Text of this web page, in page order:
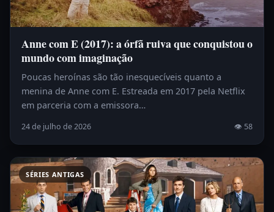
Anne com E (2017): a órfã ruiva que conquistou o
mundo com imaginação
Poucas heroínas são tão inesquecíveis quanto a
menina de Anne com E. Estreada em 2017 pela Netflix
em parceria com a emissora…
24 de julho de 2026 👁 58
SÉRIES ANTIGAS